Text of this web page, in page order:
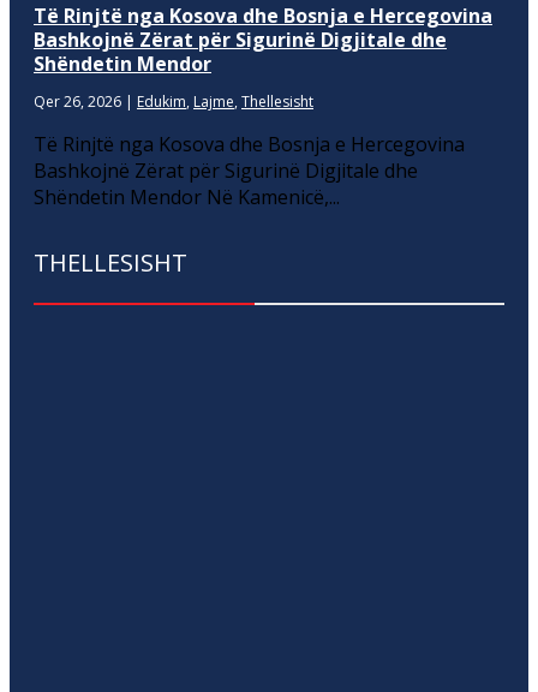
Të Rinjtë nga Kosova dhe Bosnja e Hercegovina
Bashkojnë Zërat për Sigurinë Digjitale dhe
Shëndetin Mendor
Qer 26, 2026 | Edukim, Lajme, Thellesisht
Të Rinjtë nga Kosova dhe Bosnja e Hercegovina
Bashkojnë Zërat për Sigurinë Digjitale dhe
Shëndetin Mendor Në Kamenicë,...
THELLESISHT